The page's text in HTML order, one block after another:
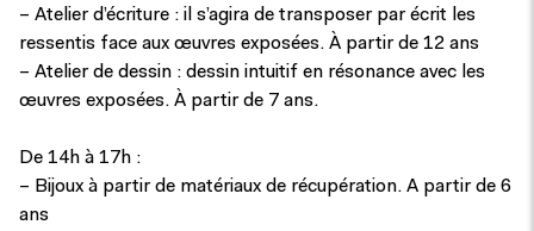
– Atelier d’écriture : il s’agira de transposer par écrit les
ressentis face aux œuvres exposées. À partir de 12 ans
– Atelier de dessin : dessin intuitif en résonance avec les
œuvres exposées. À partir de 7 ans.
De 14h à 17h :
– Bijoux à partir de matériaux de récupération. A partir de 6
ans